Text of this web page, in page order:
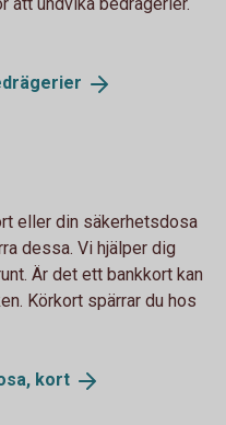
eller din säkerhetsdosa
dessa. Vi hjälper dig
Är det ett bankkort kan
Körkort spärrar du hos
kort